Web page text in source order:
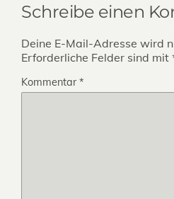
Schreibe einen
Deine E-Mail-Adresse wird
Erforderliche Felder sind mit
Kommentar*